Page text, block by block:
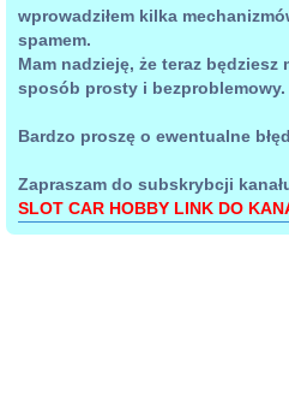
wprowadziłem kilka
spamem.
Mam nadzieję, że teraz będziesz
sposób prosty i bezproblemowy.
Bardzo proszę o ewentualne
Zapraszam do subskrybcji
SLOT CAR HOBBY LINK DO